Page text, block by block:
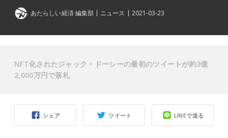
あたらしい経済 編集部 ニュース 2021-03-23
シェア ツイート LINEで送る
NFT化されたジャック・ドーシーの最初のツイートが約3億
2,000万円で落札